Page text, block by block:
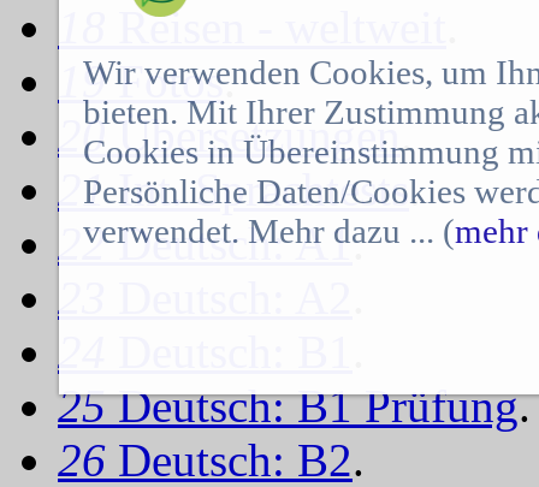
Reisen - weltweit
19Fotos.
20Übersetzungen.
21Int. Sprachtests.
22Deutsch: A1.
23
24
25Deutsch: B1 Prüfung.
26 Deutsch: B2.
Wir verwenden Cookies, um
bieten. Mit Ihrer Zustimmung
Cookies in Übereinstimmung
Persönliche Daten/Cookies
verwendet. Mehr dazu ... (mehr